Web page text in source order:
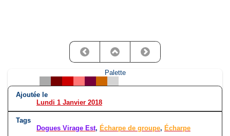
Palette
Ajoutée le
Lundi 1 Janvier 2018
Tags
Dogues Virage Est, Écharpe de groupe, Écharpe